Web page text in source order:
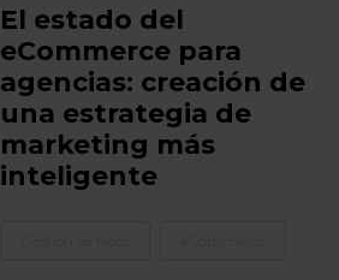
El estado del
eCommerce para
agencias: creación de
una estrategia de
marketing más
inteligente